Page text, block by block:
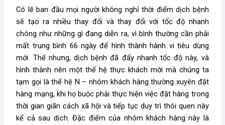
Có lẽ ban đầu mọi người không nghỉ thời điểm dịch bệnh
sẽ tạo ra nhiều thay đổi và thay đổi với tốc độ nhanh
chóng như những gì đang diễn ra, vì bình thường cần phải
mất trung bình 66 ngày để hình thành hành vi tiêu dùng
mới. Thế nhưng, dịch bệnh đã đẩy nhanh tốc độ này, và
hình thành nên một thế hệ thực khách mới mà chúng ta
tạm gọi là thế hệ N – nhóm khách hàng thường xuyên đặt
hàng mạng, khi họ buộc phải thực hiện việc đặt hàng trong
thời gian giãn cách xã hội và tiếp tục duy trì thói quen này
kể cả sau dịch. Đặc điểm của nhóm khách hàng này là